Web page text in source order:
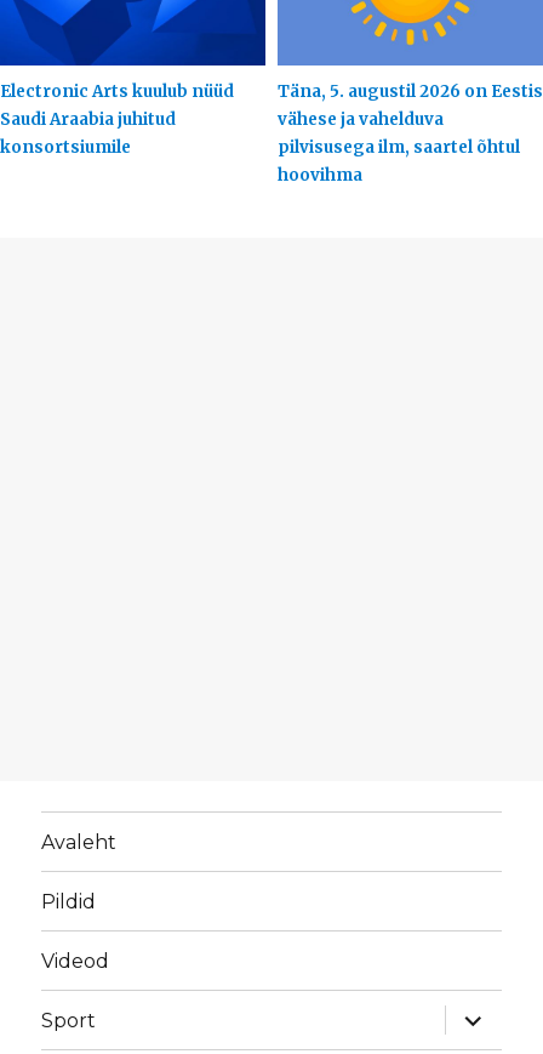
Electronic Arts kuulub nüüd
Saudi Araabia juhitud
konsortsiumile
Täna, 5. augustil 2026 on Eestis
vähese ja vahelduva
pilvisusega ilm, saartel õhtul
hoovihma
Avaleht
Pildid
Videod
Sport
laienda